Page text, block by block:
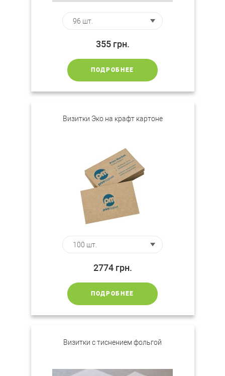
355 грн.
ПОДРОБНЕЕ
Визитки Эко на крафт картоне
2774 грн.
ПОДРОБНЕЕ
Визитки с тиснением фольгой